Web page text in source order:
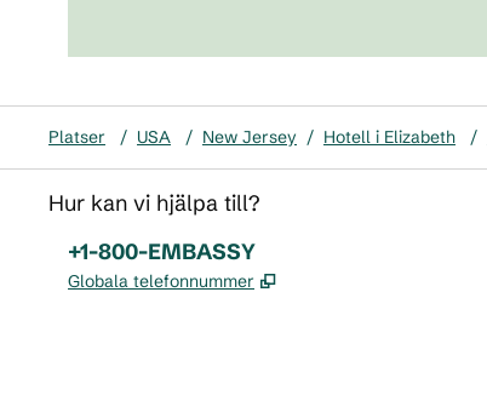
Platser / USA / New Jersey / Hotell i Elizabeth /
Hur kan vi hjälpa till?
Telefon:
+1-800-EMBASSY
Globala telefonnummer ,